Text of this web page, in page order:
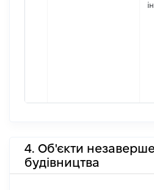
4. Об'єкти
будівництва